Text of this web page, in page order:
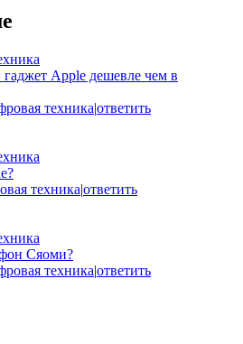
Apple дешевле чем в
техника|ответить
техника|ответить
Сяоми?
техника|ответить